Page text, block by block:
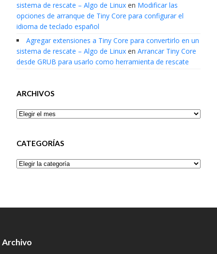
sistema de rescate – Algo de Linuxen Modificar las
opciones de arranque de Tiny Core para configurar el
idioma de teclado español
Agregar extensiones a Tiny Core para convertirlo en un
sistema de rescate – Algo de Linuxen Arrancar Tiny Core
desde GRUB para usarlo como herramienta de rescate
ARCHIVOS
Archivos
CATEGORÍAS
Categorías
Archivo